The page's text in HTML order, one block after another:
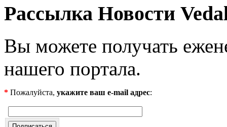
Рассылка Новости
Вы можете получать
нашего портала.
* Пожалуйста, укажите ваш e-mail адрес: